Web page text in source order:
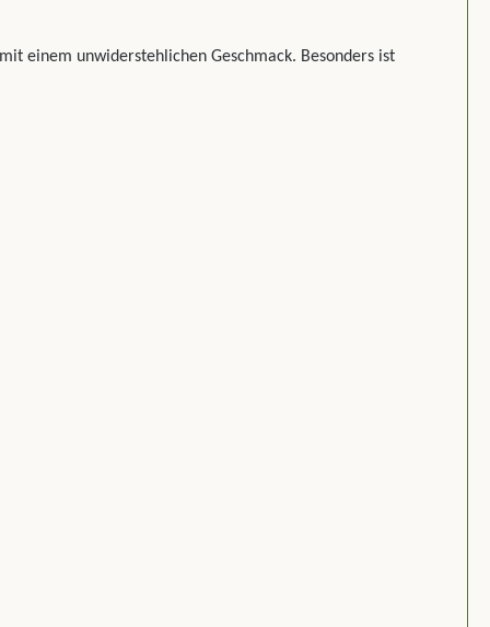
einem unwiderstehlichen Geschmack. Besonders ist